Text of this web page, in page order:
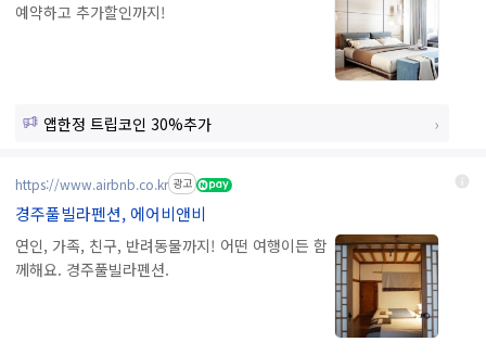
예약하고 추가할인까지!
앱한정 트립코인 30%추가
https://www.airbnb.co.kr 광고
경주풀빌라펜션, 에어비앤비
연인, 가족, 친구, 반려동물까지! 어떤 여행이든 함
께해요. 경주풀빌라펜션.